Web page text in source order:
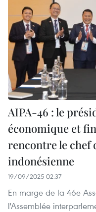
AIPA-46 : le
économique et
rencontre le chef
indonésienne
19/09/2025 02:37
En marge de la 46e
l'Assemblée